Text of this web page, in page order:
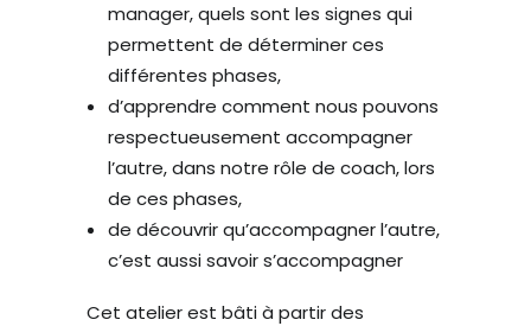
manager, quels sont les signes qui
permettent de déterminer ces
différentes phases,
d’apprendre comment nous pouvons
respectueusement accompagner
l’autre, dans notre rôle de coach, lors
de ces phases,
de découvrir qu’accompagner l’autre,
c’est aussi savoir s’accompagner
Cet atelier est bâti à partir des